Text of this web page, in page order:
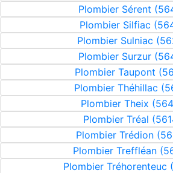
Plombier Sérent
Plombier Silfiac
Plombier Sulniac
Plombier Surzur
Plombier Taupont
Plombier Théhillac
Plombier Theix
Plombier Tréal
Plombier Trédion
Plombier Treffléan
Plombier Tréhorenteuc